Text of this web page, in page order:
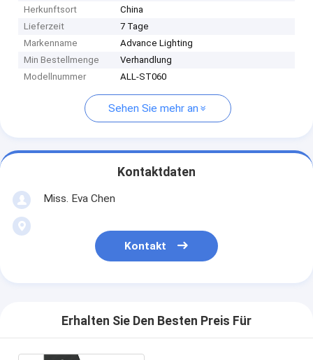
Herkunftsort
China
Lieferzeit
7 Tage
Markenname
Advance Lighting
Min Bestellmenge
Verhandlung
Modellnummer
ALL-ST060
Sehen Sie mehr an
Kontaktdaten
Miss. Eva Chen
Kontakt
Erhalten Sie Den Besten Preis Für